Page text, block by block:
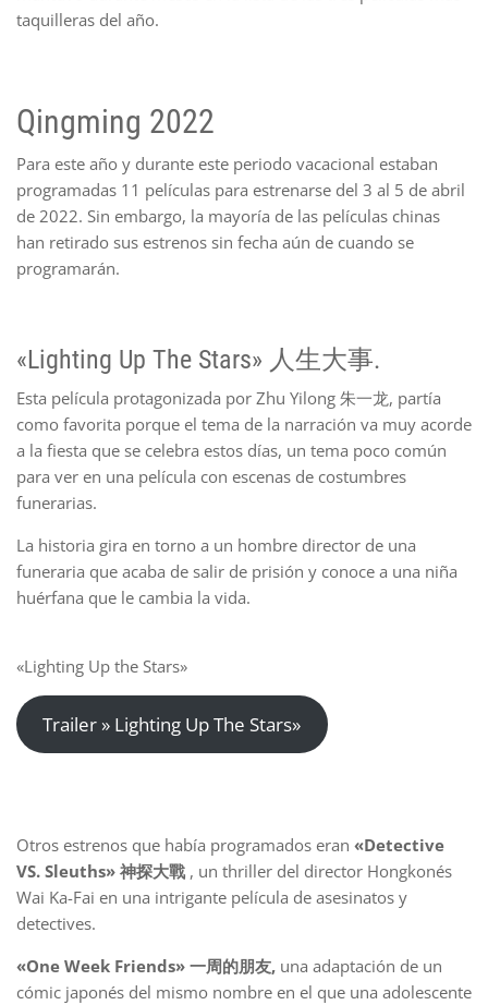
taquilleras del año.
Qingming 2022
Para este año y durante este periodo vacacional estaban
programadas 11 películas para estrenarse del 3 al 5 de abril
de 2022. Sin embargo, la mayoría de las películas chinas
han retirado sus estrenos sin fecha aún de cuando se
programarán.
«Lighting Up The Stars» 人生大事.
Esta película protagonizada por Zhu Yilong 朱一龙, partía
como favorita porque el tema de la narración va muy acorde
a la fiesta que se celebra estos días, un tema poco común
para ver en una película con escenas de costumbres
funerarias.
La historia gira en torno a un hombre director de una
funeraria que acaba de salir de prisión y conoce a una niña
huérfana que le cambia la vida.
«Lighting Up the Stars»
Trailer » Lighting Up The Stars»
Otros estrenos que había programados eran «Detective
VS. Sleuths» 神探大戰 , un thriller del director Hongkonés
Wai Ka-Fai en una intrigante película de asesinatos y
detectives.
«One Week Friends» 一周的朋友, una adaptación de un
cómic japonés del mismo nombre en el que una adolescente